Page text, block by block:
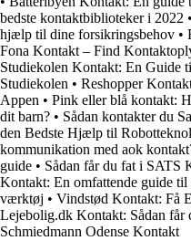
bedste kontaktbiblioteker i 2022 •
hjælp til dine forsikringsbehov •
Fona Kontakt – Find
Studiekolen Kontakt: En Guide
Studiekolen • Reshopper
Appen • Pink eller blå kontakt:
dit barn? • Sådan kontakter du
den Bedste Hjælp til
kommunikation med aok
guide • Sådan får du fat i SATS
Kontakt: En omfattende guide
værktøj • Vindstød Kontakt: Få
Lejebolig.dk Kontakt: Sådan får
Schmiedmann Odense Kontakt